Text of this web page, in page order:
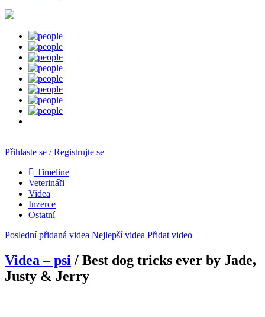
Přihlaste se / Registrujte se
Timeline
Veterináři
Videa
Inzerce
Ostatní
Poslední přidaná videa Nejlepší videa Přidat video
Videa – psi / Best dog tricks ever by Jade,
Justy & Jerry